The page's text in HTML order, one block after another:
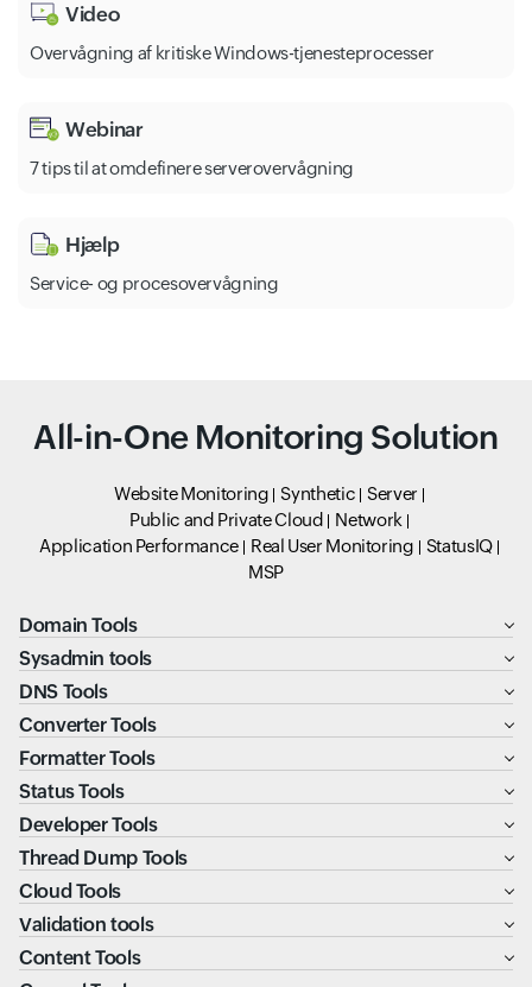
Video
Overvågning af kritiske Windows-tjenesteprocesser
Webinar
7 tips til at omdefinere serverovervågning
Hjælp
Service- og procesovervågning
All-in-One Monitoring Solution
Website Monitoring Synthetic
Server
Public and Private Cloud
Network
Application Performance
Real User Monitoring
StatusIQ
MSP
Domain Tools
Sysadmin tools
DNS Tools
Converter Tools
Formatter Tools
Status Tools
Developer Tools
Thread Dump Tools
Cloud Tools
Validation tools
Content Tools